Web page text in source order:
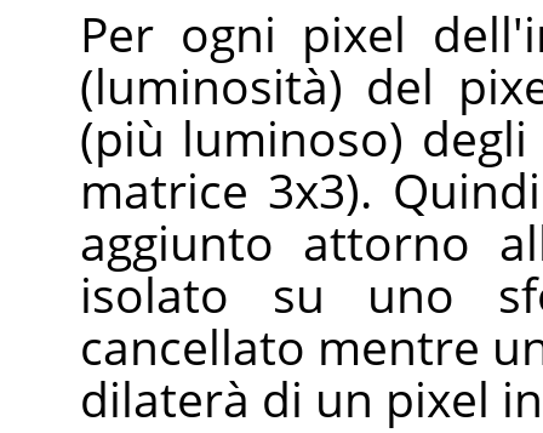
Per ogni pixel
(luminosità) del
(più luminoso)
matrice 3x3).
aggiunto attorno
isolato su uno
cancellato mentre
dilaterà di un pixel